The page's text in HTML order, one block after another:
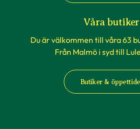
Våra butiker
Du är välkommen till våra 63
Från Malmö i syd till
Butiker &